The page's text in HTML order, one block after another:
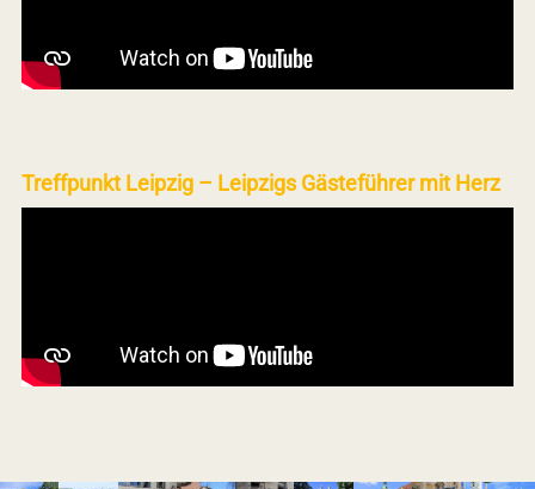
Treffpunkt Leipzig – Leipzigs Gästeführer mit Herz